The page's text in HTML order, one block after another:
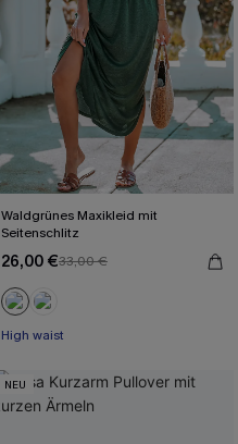
Waldgrünes Maxikleid mit
Seitenschlitz
26,00 €33,00 €
High waist
NEU